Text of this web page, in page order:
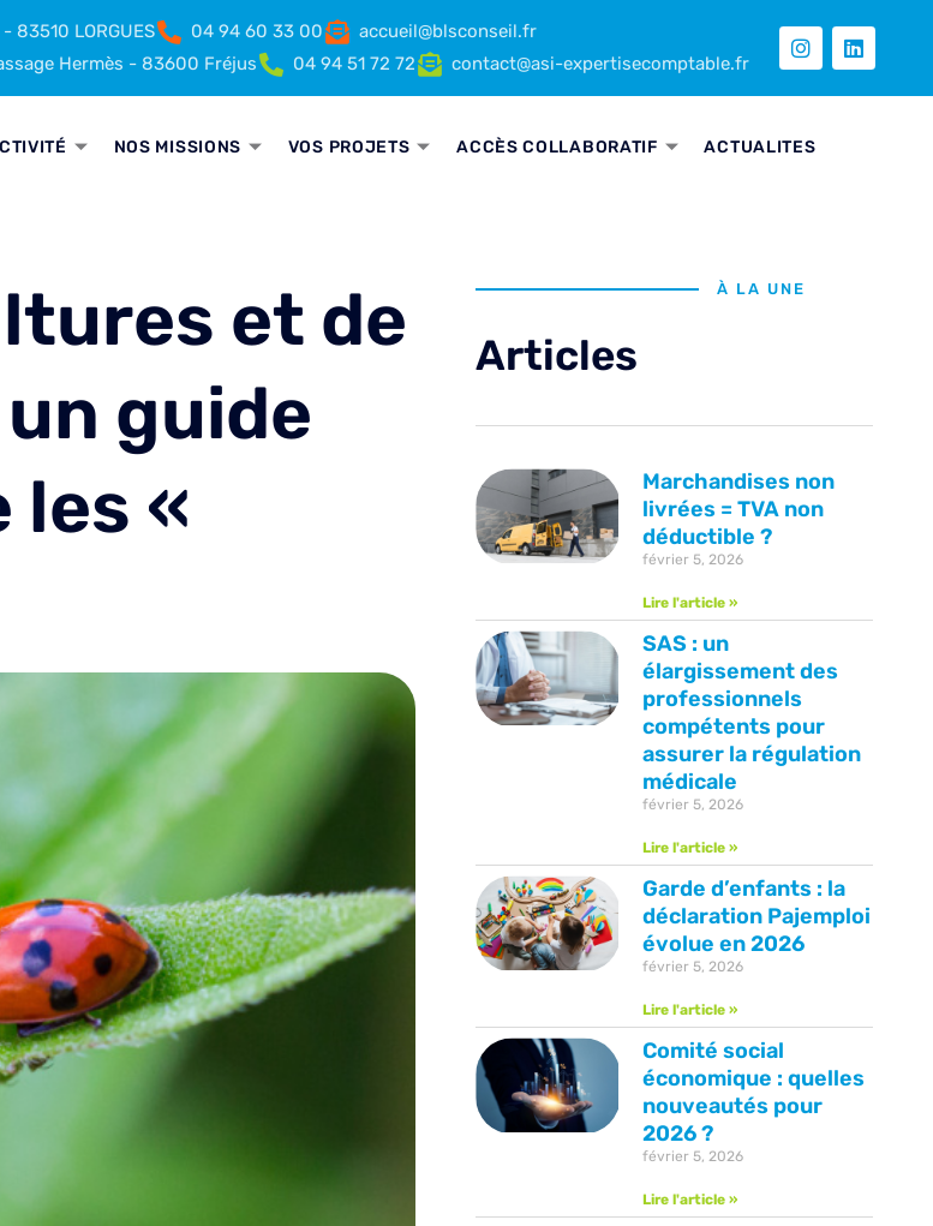
83510 LORGUES 04 94 60 33 00
accueil@blsconseil.fr
Hermès - 83600 Fréjus
04 94 51 72 72 contact@asi-expertisecomptable.fr
NOS MISSIONS VOS PROJETS ACCÈS COLLABORATIF
ACTUALITES
et de
guide
«
À LA UNE
Articles
Marchandises non
livrées = TVA non
déductible ?
février 5, 2026
Lire l'article »
SAS : un
élargissement des
professionnels
compétents pour
assurer la régulation
médicale
février 5, 2026
Lire l'article »
Garde d’enfants : la
déclaration Pajemploi
évolue en 2026
février 5, 2026
Lire l'article »
Comité social
économique : quelles
nouveautés pour
2026 ?
février 5, 2026
Lire l'article »